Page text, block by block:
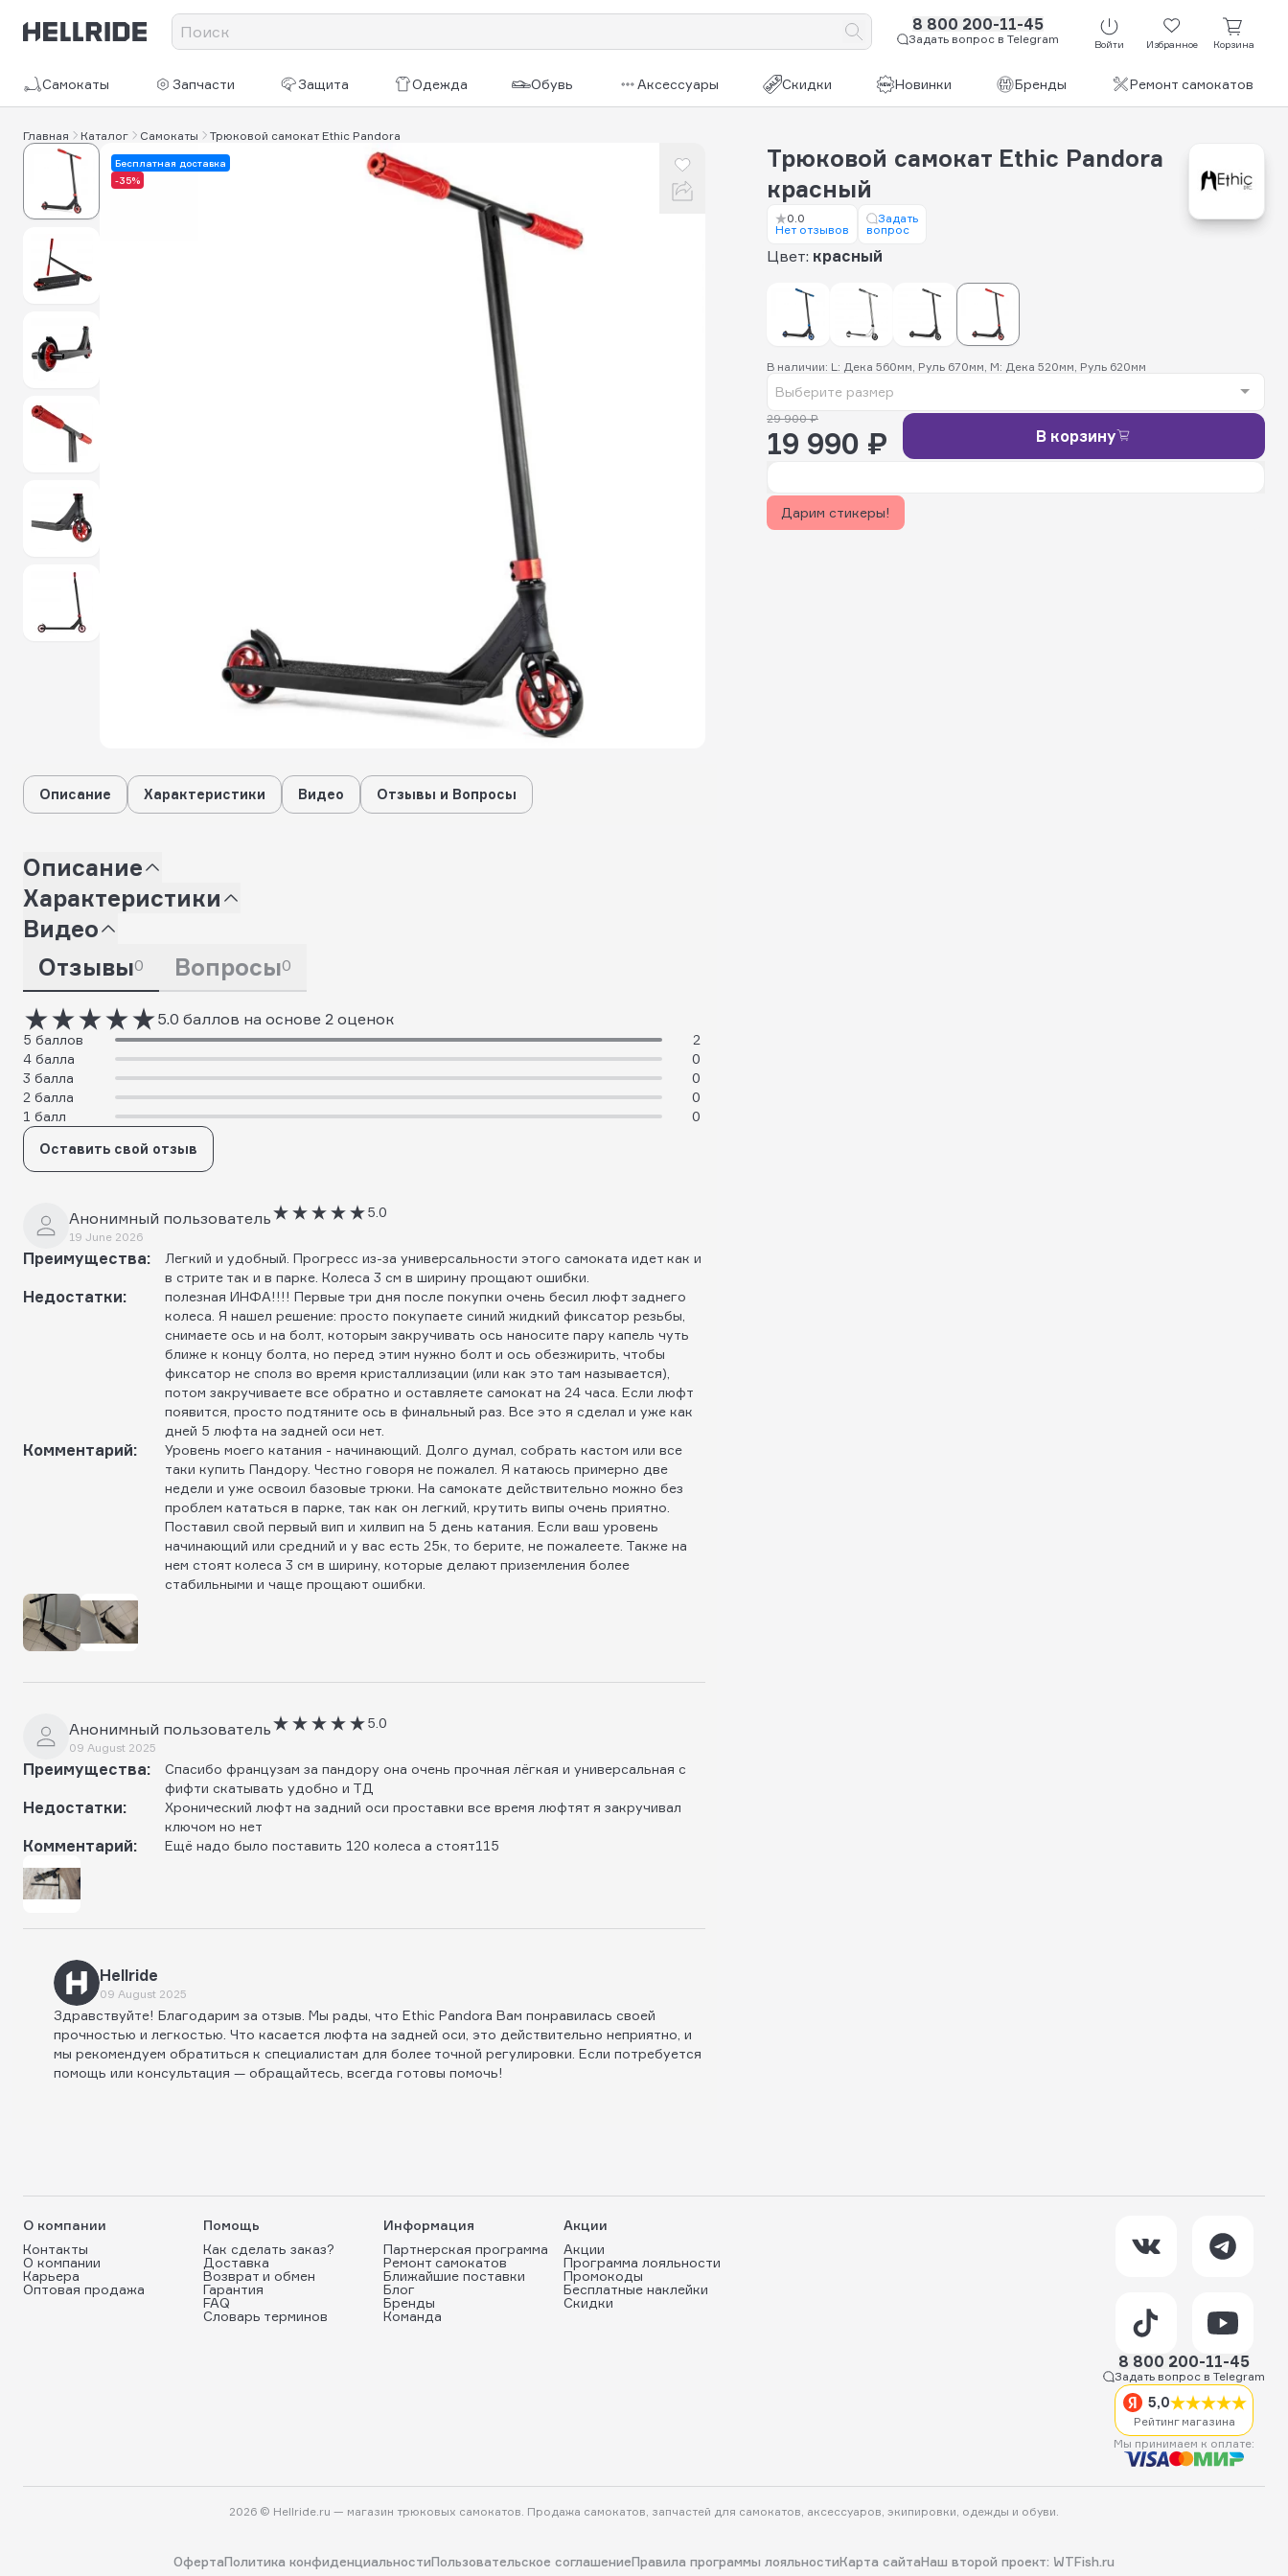
8 800 200-11-45
Задать вопрос в Telegram Войти Избранное Корзина
Самокаты Запчасти Защита Одежда Обувь Аксессуары Скидки Новинки Бренды Ремонт самокатов
Главная Каталог Самокаты Трюковой самокат Ethic Pandora
Бесплатная доставка
-35%
Трюковой самокат Ethic Pandora
красный
0.0
Нет отзывов
Задать
вопрос
Цвет: красный
В наличии: L: Дека 560мм, Руль 670мм, M: Дека 520мм, Руль 620мм
Выберите размер
29 900 ₽
19 990 ₽ В корзину
Дарим стикеры!
Описание Характеристики Видео Отзывы и Вопросы
Описание
Характеристики
Видео
Отзывы0 Вопросы0
5.0 баллов на основе 2 оценок
5 баллов
2
4 балла
0
3 балла
0
2 балла
0
1 балл
0
Оставить свой отзыв
Анонимный пользователь
19 June 2026
5.0
Преимущества:
Легкий и удобный. Прогресс из-за универсальности этого самоката идет как и
в стрите так и в парке. Колеса 3 см в ширину прощают ошибки.
Недостатки:
полезная ИНФА!!!! Первые три дня после покупки очень бесил люфт заднего
колеса. Я нашел решение: просто покупаете синий жидкий фиксатор резьбы,
снимаете ось и на болт, которым закручивать ось наносите пару капель чуть
ближе к концу болта, но перед этим нужно болт и ось обезжирить, чтобы
фиксатор не сполз во время кристаллизации (или как это там называется),
потом закручиваете все обратно и оставляете самокат на 24 часа. Если люфт
появится, просто подтяните ось в финальный раз. Все это я сделал и уже как
дней 5 люфта на задней оси нет.
Комментарий:
Уровень моего катания - начинающий. Долго думал, собрать кастом или все
таки купить Пандору. Честно говоря не пожалел. Я катаюсь примерно две
недели и уже освоил базовые трюки. На самокате действительно можно без
проблем кататься в парке, так как он легкий, крутить випы очень приятно.
Поставил свой первый вип и хилвип на 5 день катания. Если ваш уровень
начинающий или средний и у вас есть 25к, то берите, не пожалеете. Также на
нем стоят колеса 3 см в ширину, которые делают приземления более
стабильными и чаще прощают ошибки.
Анонимный пользователь
09 August 2025
5.0
Преимущества:
Спасибо французам за пандору она очень прочная лёгкая и универсальная с
фифти скатывать удобно и ТД
Недостатки:
Хронический люфт на задний оси проставки все время люфтят я закручивал
ключом но нет
Комментарий: Ещё надо было поставить 120 колеса а стоят115
Hellride
09 August 2025
Здравствуйте! Благодарим за отзыв. Мы рады, что Ethic Pandora Вам понравилась своей
прочностью и легкостью. Что касается люфта на задней оси, это действительно неприятно, и
мы рекомендуем обратиться к специалистам для более точной регулировки. Если потребуется
помощь или консультация — обращайтесь, всегда готовы помочь!
О компании
Контакты
О компании
Карьера
Оптовая продажа
Помощь
Как сделать заказ?
Доставка
Возврат и обмен
Гарантия
FAQ
Словарь терминов
Информация
Партнерская программа
Ремонт самокатов
Ближайшие поставки
Блог
Бренды
Команда
Акции
Акции
Программа лояльности
Промокоды
Бесплатные наклейки
Скидки
8 800 200-11-45
Задать вопрос в Telegram
5,0
Рейтинг магазина
Мы принимаем к оплате:
2026 © Hellride.ru — магазин трюковых самокатов. Продажа самокатов, запчастей для самокатов, аксессуаров, экипировки, одежды и обуви.
ОфертаПолитика конфиденциальностиПользовательское соглашениеПравила программы лояльностиКарта сайтаНаш второй проект: WTFish.ru